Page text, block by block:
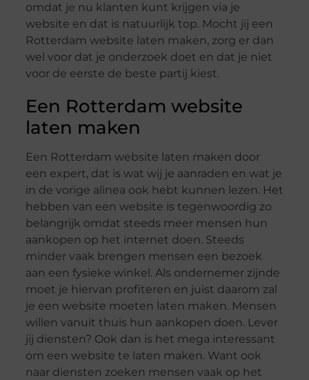
omdat je nu klanten kunt krijgen via je
website en dat is natuurlijk top. Mocht jij een
Rotterdam website laten maken, zorg er dan
wel voor dat je onderzoek doet en dat je niet
voor de eerste de beste partij kiest.
Een Rotterdam website
laten maken
Een Rotterdam website laten maken door
een expert, dat is wat wij je aanraden en wat je
in de vorige alinea ook hebt kunnen lezen. Het
hebben van een website is tegenwoordig zo
belangrijk omdat steeds meer mensen hun
aankopen op het internet doen. Steeds
minder vaak brengen mensen een bezoek
aan een fysieke winkel. Als ondernemer zijnde
moet je hiervan profiteren en juist daarom zal
je een website moeten laten maken. Mensen
willen vanuit thuis hun aankopen doen. Lever
jij diensten? Ook dan is het mega interessant
om een website te laten maken. Want ook
naar diensten zoeken mensen vaak op het